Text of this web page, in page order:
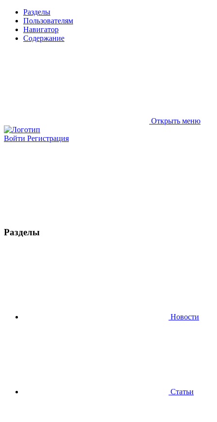
Разделы
Пользователям
Навигатор
Содержание
Открыть меню
Войти Регистрация
Разделы
Новости
Статьи